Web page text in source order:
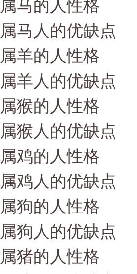
属马的人性格
属马人的优缺点
属羊的人性格
属羊人的优缺点
属猴的人性格
属猴人的优缺点
属鸡的人性格
属鸡人的优缺点
属狗的人性格
属狗人的优缺点
属猪的人性格